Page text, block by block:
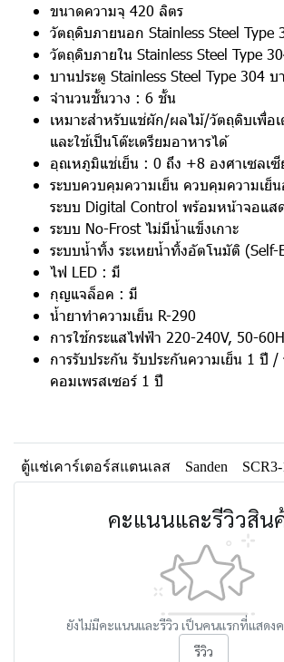
ขนาดความจุ 420 ลิตร
วัตถุดิบภายนอก Stainless Steel Type
วัตถุดิบภายใน Stainless Steel Type
บานประตู Stainless Steel Type 304
จำนวนชั้นวาง : 6 ชั้น
เหมาะสำหรับแช่ผัก/ผลไม้/วัตถุดิบเพื่อเ
และใช้เป็นโต๊ะเตรียมอาหารได้
อุณหภูมิแช่เย็น : 0 ถึง +8 องศาเซลเซี
ระบบควบคุมความเย็น ควบคุมความเย็
ระบบ Digital Control พร้อมหน้าจอแ
ระบบ No-Frost ไม่มีน้ำแข็งเกาะ
ระบบน้ำทิ้ง ระเหยน้ำทิ้งอัตโนมัติ (Self-
ไฟ LED : มี
กุญแจล็อค : มี
น้ำยาทำความเย็น R-290
การใช้กระแสไฟฟ้า 220-240V, 50-
การรับประกัน รับประกันความเย็น 1 ปี /
คอมเพรสเซอร์ 1 ปี
ตู้แช่เคาร์เตอร์สแตนเลส Sanden
คะแนนและรีวิวสิน
ยังไม่มีคะแนนและรีวิว เป็นคนแรกที่แสดง
รีวิว